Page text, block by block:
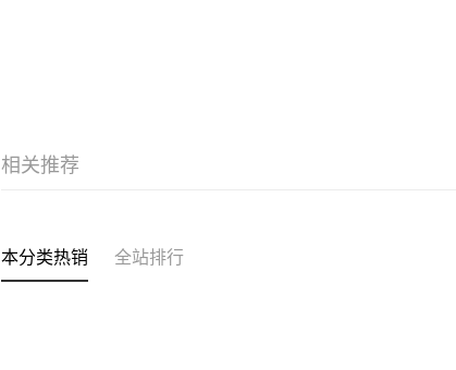
相关推荐
本分类热销 全站排行